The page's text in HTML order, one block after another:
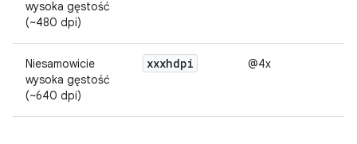
wysoka gęstość
(~480 dpi)
Niesamowicie
wysoka gęstość
(~640 dpi)
xxxhdpi @4x